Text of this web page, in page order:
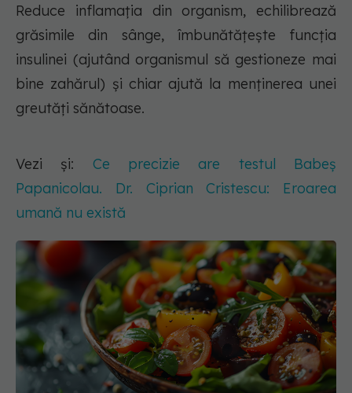
Reduce inflamația din organism, echilibrează
grăsimile din sânge, îmbunătățește funcția
insulinei (ajutând organismul să gestioneze mai
bine zahărul) și chiar ajută la menținerea unei
greutăți sănătoase.
Vezi și: Ce precizie are testul Babeș
Papanicolau. Dr. Ciprian Cristescu: Eroarea
umană nu există